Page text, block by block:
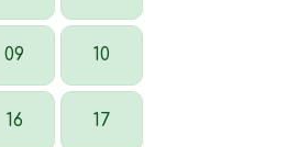
09 10
16 17